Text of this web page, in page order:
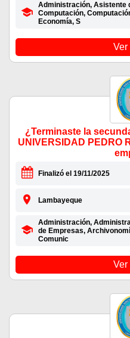
Administración, Asistente
Computación,
Economía, S
Ver
¿Terminaste la
UNIVERSIDAD PEDRO
Finalizó el 19/11/2025
Lambayeque
Administración,
de Empresas,
Comunic
Ver